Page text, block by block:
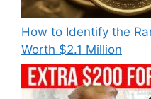
How to Identify the
Worth $2.1 Million